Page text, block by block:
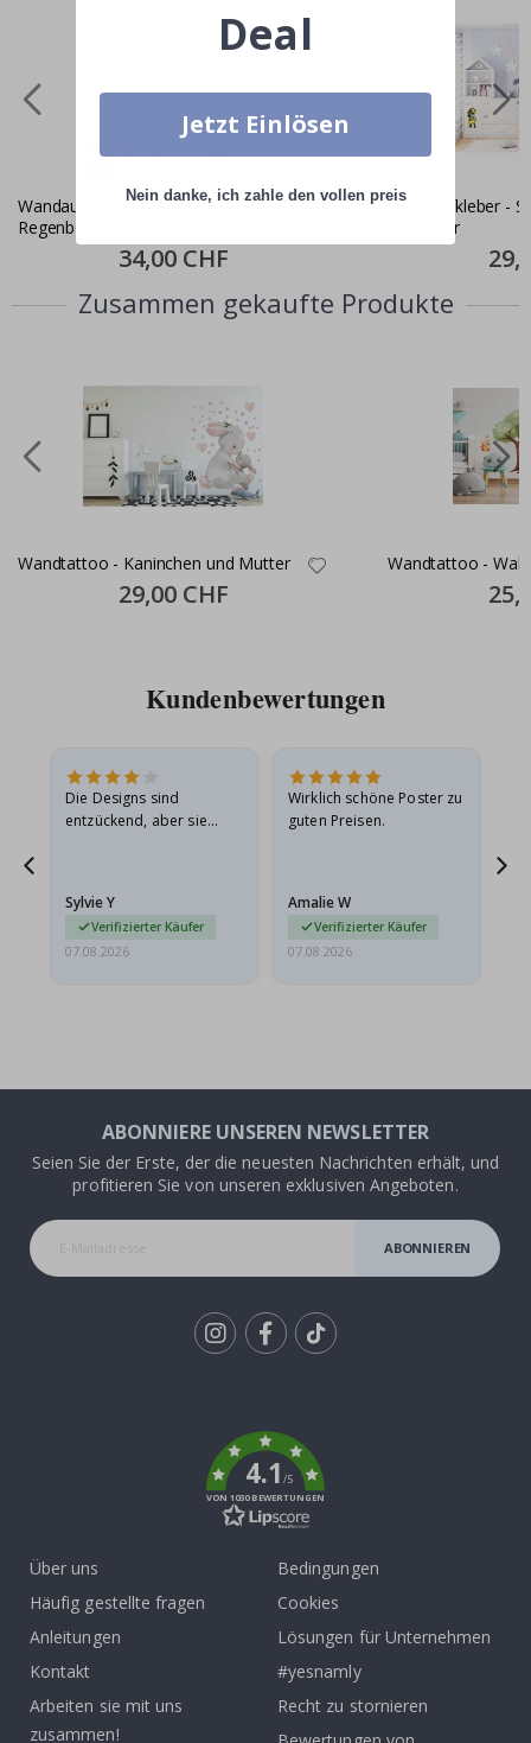
Wandaufkleber - Tiere und
Regenbogen
Special
Price
34,00 CHF
Wandaufkleber -
Einhörner
Price
Zusammen gekaufte Produkte
Wandtattoo - Kaninchen und Mutter
Special
Price
29,00 CHF
Wandtattoo -
Price
Kundenbewertungen
Die Designs sind
entzückend, aber sie
sie…
Sylvie Y
Verifizierter Käufer
07.08.2026
Wirklich schöne Poster zu
guten Preisen.
Amalie W
Verifizierter Käufer
07.08.2026
ABONNIERE UNSEREN NEWSLETTER
Seien Sie der Erste, der die neuesten Nachrichten erhält, und
profitieren Sie von unseren exklusiven Angeboten.
ABONNIEREN
4.1/5
VON 1030 BEWERTUNGEN
Über uns
Häufig gestellte fragen
Anleitungen
Kontakt
Arbeiten sie mit uns
zusammen!
Bedingungen
Cookies
Lösungen für Unternehmen
#yesnamly
Recht zu stornieren
Deal
Jetzt Einlösen
Nein danke, ich zahle den vollen preis